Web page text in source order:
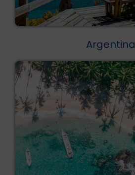
Argentina